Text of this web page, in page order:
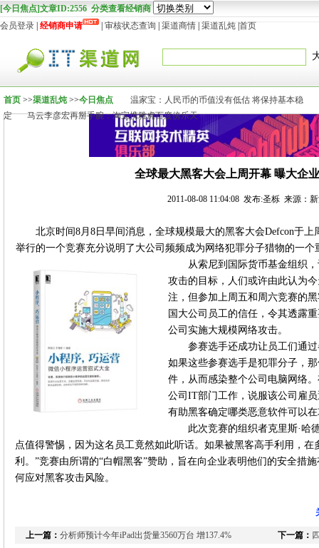
[今日焦点]文章ID:2556 分类查看经销商
会员登录 经销商申请 审核状态查询 渠道商情 渠道乱炖 首页
首页 >>渠道乱炖>>今日焦点
温家宝：人民币的币值没有低估 将保持基本稳
定
马云李彦宏再掰手腕：淘宝携雅虎百度傍乐天
全球最大黑客大会上周开幕 曝大企
2011-08-08 11:04:08 发布:圣栎 来源：
北京时间8月8日早间消息，全球规模最大的黑客大会Defcon于
举行的一个竞赛充分说明了大公司频频成为网络犯罪分子猎物的一
从索尼到国际货币基金组织
攻击的目标，人们或许由此认为
注，但参加上周五和周六竞赛的
国大公司员工的信任，令其透露
公司实施大规模网络攻击。
参赛选手还成功让员工们通
如果这些参赛选手是犯罪分子，
件，从而感染整个公司电脑网络
公司IT部门工作，说服该公司雇
有助黑客确定哪类恶意软件可以
此次竞赛的组织者克里斯·哈
点值得警惕，因为这名员工竟然如此听话。如果被黑客高手利用，
利。”竞赛由所谓的“白帽黑客”赞助，旨在向企业表明他们的安全措
何应对黑客攻击风险。
上一篇： 分析师预计今年iPad出货量3560万台 增137.4% 下一篇：